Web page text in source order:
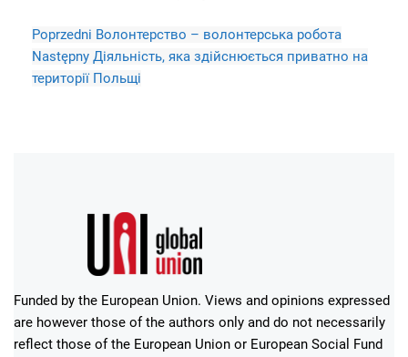
Poprzedni Волонтерство – волонтерська робота
Następny Діяльність, яка здійснюється приватно на
території Польщі
Funded by the European Union. Views and opinions expressed
are however those of the authors only and do not necessarily
reflect those of the European Union or European Social Fund